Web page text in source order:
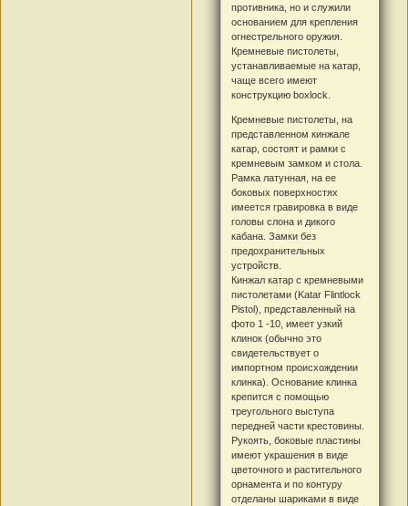
противника, но и служили
основанием для крепления
огнестрельного оружия.
Кремневые пистолеты,
устанавливаемые на катар,
чаще всего имеют
конструкцию boxlock.
Кремневые пистолеты, на
представленном кинжале
катар, состоят и рамки с
кремневым замком и стола.
Рамка латунная, на ее
боковых поверхностях
имеется гравировка в виде
головы слона и дикого
кабана. Замки без
предохранительных
устройств.
Кинжал катар с кремневыми
пистолетами (Katar Flintlock
Pistol), представленный на
фото 1 -10, имеет узкий
клинок (обычно это
свидетельствует о
импортном происхождении
клинка). Основание клинка
крепится с помощью
треугольного выступа
передней части крестовины.
Рукоять, боковые пластины
имеют украшения в виде
цветочного и растительного
орнамента и по контуру
отделаны шариками в виде